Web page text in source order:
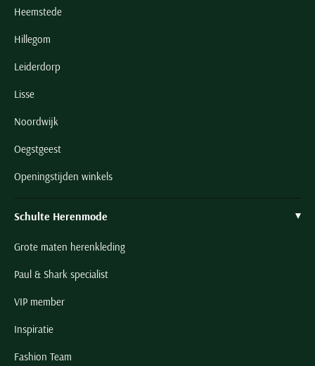
Heemstede
Hillegom
Leiderdorp
Lisse
Noordwijk
Oegstgeest
Openingstijden winkels
Schulte Herenmode
Grote maten herenkleding
Paul & Shark specialist
VIP member
Inspiratie
Fashion Team